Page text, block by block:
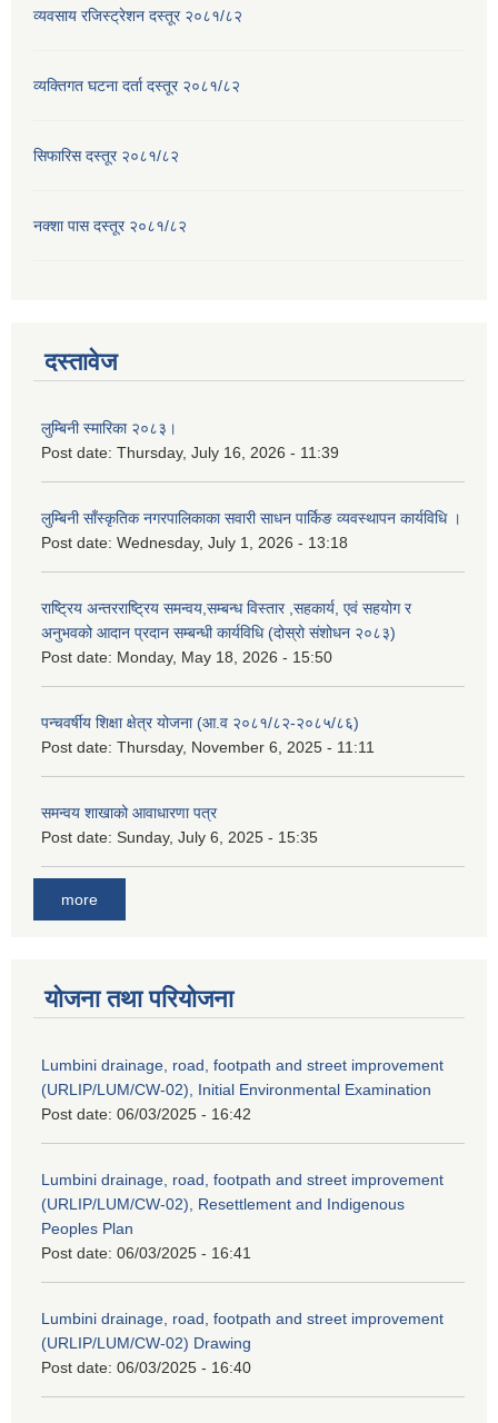
व्यवसाय रजिस्ट्रेशन दस्तूर २०८१/८२
व्यक्तिगत घटना दर्ता दस्तूर २०८१/८२
सिफारिस दस्तूर २०८१/८२
नक्शा पास दस्तूर २०८१/८२
दस्तावेज
लुम्बिनी स्मारिका २०८३।
Post date: Thursday, July 16, 2026 - 11:39
लुम्बिनी साँस्कृतिक नगरपालिकाका सवारी साधन पार्किङ व्यवस्थापन कार्यविधि ।
Post date: Wednesday, July 1, 2026 - 13:18
राष्ट्रिय अन्तरराष्ट्रिय समन्वय,सम्बन्ध विस्तार ,सहकार्य, एवं सहयोग र
अनुभवको आदान प्रदान सम्बन्धी कार्यविधि (दोस्रो संशोधन २०८३)
Post date: Monday, May 18, 2026 - 15:50
पन्चवर्षीय शिक्षा क्षेत्र योजना (आ.व २०८१/८२-२०८५/८६)
Post date: Thursday, November 6, 2025 - 11:11
समन्वय शाखाको आवाधारणा पत्र
Post date: Sunday, July 6, 2025 - 15:35
more
योजना तथा परियोजना
Lumbini drainage, road, footpath and street improvement
(URLIP/LUM/CW-02), Initial Environmental Examination
Post date: 06/03/2025 - 16:42
Lumbini drainage, road, footpath and street improvement
(URLIP/LUM/CW-02), Resettlement and Indigenous
Peoples Plan
Post date: 06/03/2025 - 16:41
Lumbini drainage, road, footpath and street improvement
(URLIP/LUM/CW-02) Drawing
Post date: 06/03/2025 - 16:40